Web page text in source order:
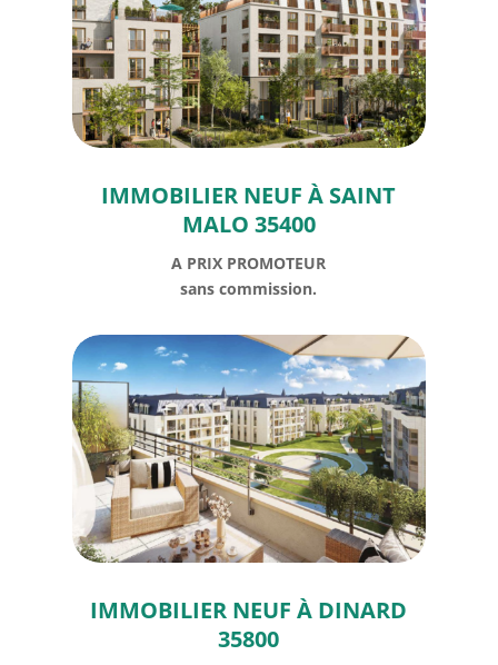
IMMOBILIER NEUF À SAINT
MALO 35400
A PRIX PROMOTEUR
sans commission.
IMMOBILIER NEUF À DINARD
35800